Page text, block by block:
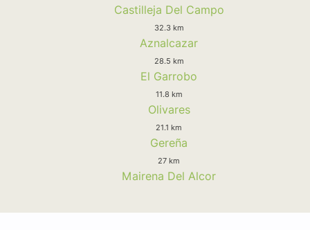
Castilleja Del Campo
32.3 km
Aznalcazar
28.5 km
El Garrobo
11.8 km
Olivares
21.1 km
Gereña
27 km
Mairena Del Alcor